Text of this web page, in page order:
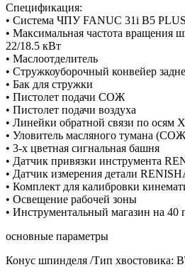
Спецификация:
• Система ЧПУ FANUC 31i B5 PLUS
• Максимальная частота вращения
22/18.5 кВт
• Маслоотделитель
• Стружкоуборочный конвейер
• Бак для стружки
• Пистолет подачи СОЖ
• Пистолет подачи воздуха
• Линейки обратной связи по осям
• Уловитель масляного тумана
• 3-х цветная сигнальная башня
• Датчик привязки инструмента
• Датчик измерения детали
• Комплект для калибровки
• Освещение рабочей зоны
• Инструментальный магазин на 40
основные параметры
Конус шпинделя /Тип хвостовика: